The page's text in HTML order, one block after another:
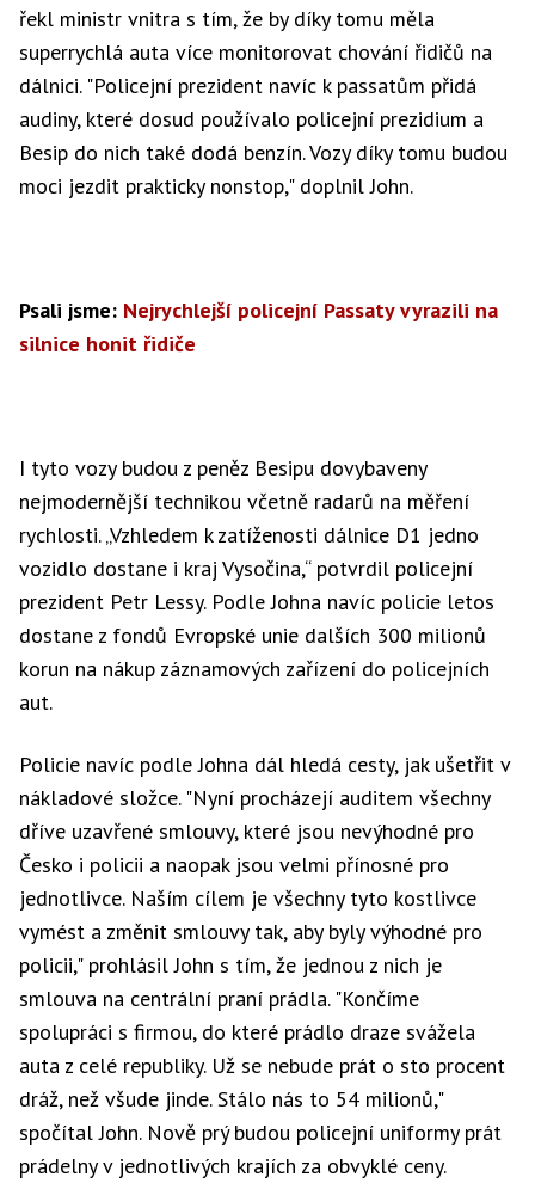
řekl ministr vnitra s tím, že by díky tomu měla
superrychlá auta více monitorovat chování řidičů na
dálnici. "Policejní prezident navíc k passatům přidá
audiny, které dosud používalo policejní prezidium a
Besip do nich také dodá benzín. Vozy díky tomu budou
moci jezdit prakticky nonstop," doplnil John.
Psali jsme: Nejrychlejší policejní Passaty vyrazili na
silnice honit řidiče
I tyto vozy budou z peněz Besipu dovybaveny
nejmodernější technikou včetně radarů na měření
rychlosti. „Vzhledem k zatíženosti dálnice D1 jedno
vozidlo dostane i kraj Vysočina,“ potvrdil policejní
prezident Petr Lessy. Podle Johna navíc policie letos
dostane z fondů Evropské unie dalších 300 milionů
korun na nákup záznamových zařízení do policejních
aut.
Policie navíc podle Johna dál hledá cesty, jak ušetřit v
nákladové složce. "Nyní procházejí auditem všechny
dříve uzavřené smlouvy, které jsou nevýhodné pro
Česko i policii a naopak jsou velmi přínosné pro
jednotlivce. Naším cílem je všechny tyto kostlivce
vymést a změnit smlouvy tak, aby byly výhodné pro
policii," prohlásil John s tím, že jednou z nich je
smlouva na centrální praní prádla. "Končíme
spolupráci s firmou, do které prádlo draze svážela
auta z celé republiky. Už se nebude prát o sto procent
dráž, než všude jinde. Stálo nás to 54 milionů,"
spočítal John. Nově prý budou policejní uniformy prát
prádelny v jednotlivých krajích za obvyklé ceny.